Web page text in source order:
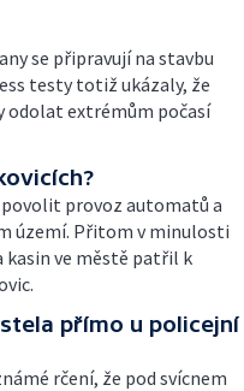
se připravují na stavbu
testy totiž ukázaly, že
odolat extrémům počasí
provoz automatů a
území. Přitom v minulosti
ve městě patřil k
přímo u policejní
rčení, že pod svícnem